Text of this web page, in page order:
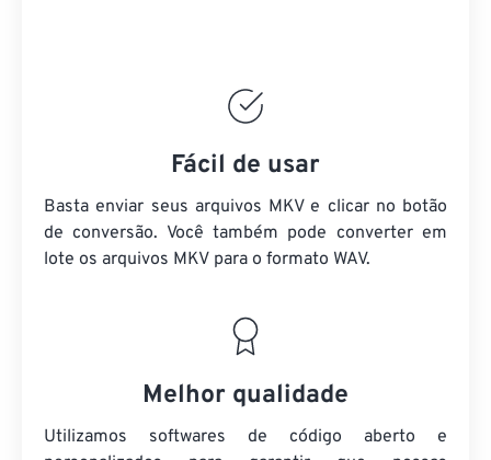
Fácil de usar
Basta enviar seus arquivos MKV e clicar no botão
de conversão. Você também pode converter em
lote os arquivos MKV para o formato WAV.
Melhor qualidade
Utilizamos softwares de código aberto e